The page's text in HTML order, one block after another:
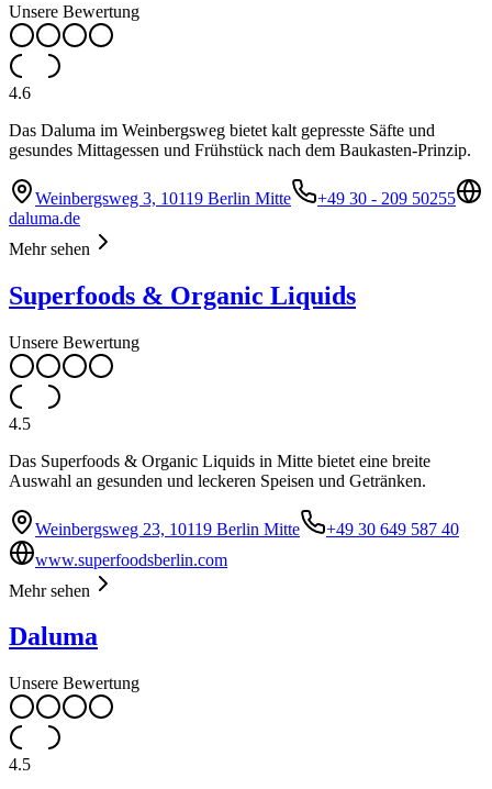
Unsere Bewertung
4.6
Das Daluma im Weinbergsweg bietet kalt gepresste Säfte und
gesundes Mittagessen und Frühstück nach dem Baukasten-Prinzip.
Weinbergsweg 3, 10119 Berlin Mitte
+49 30 - 209 50255
daluma.de
Mehr sehen
Superfoods & Organic Liquids
Unsere Bewertung
4.5
Das Superfoods & Organic Liquids in Mitte bietet eine breite
Auswahl an gesunden und leckeren Speisen und Getränken.
Weinbergsweg 23, 10119 Berlin Mitte
+49 30 649 587 40
www.superfoodsberlin.com
Mehr sehen
Daluma
Unsere Bewertung
4.5